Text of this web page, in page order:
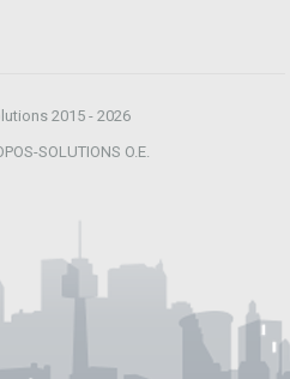
2015 - 2026
SOLUTIONS O.E.